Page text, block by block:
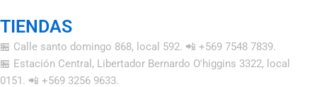
TIENDAS
🏪 Calle santo domingo 868, local 592. 📲 +569 7548 7839.
🏪 Estación Central, Libertador Bernardo O'higgins 3322, local
0151. 📲 +569 3256 9633.